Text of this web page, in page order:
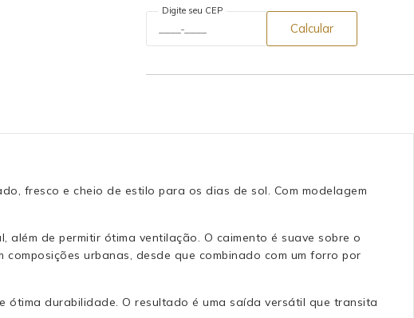
Digite seu CEP
Calcular
fresco e cheio de estilo para os dias de sol. Com modelagem
de permitir ótima ventilação. O caimento é suave sobre o
urbanas, desde que combinado com um forro por
ótima durabilidade. O resultado é uma saída versátil que transita